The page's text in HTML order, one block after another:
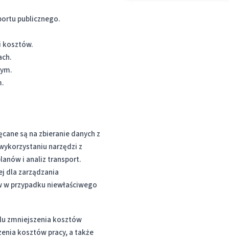
publicznego.
kosztów.
są na zbieranie danych z
narzędzi z
i analiz transport.
dla zarządzania
przypadku niewłaściwego
zmniejszenia kosztów
kosztów pracy, a także